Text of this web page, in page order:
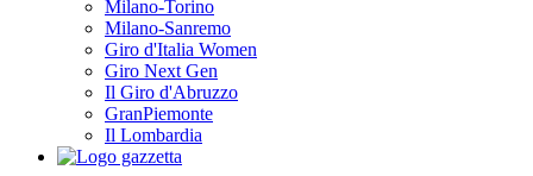
Milano-Torino
Milano-Sanremo
Giro d'Italia Women
Giro Next Gen
Il Giro d'Abruzzo
GranPiemonte
Il Lombardia